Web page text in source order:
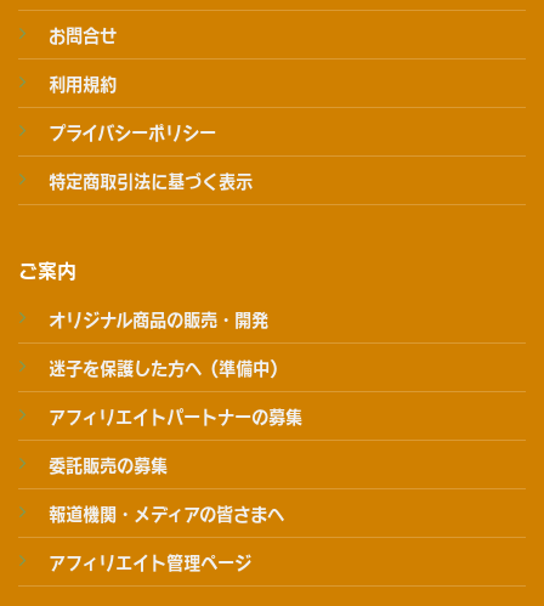
お問合せ
利用規約
プライバシーポリシー
特定商取引法に基づく表示
ご案内
オリジナル商品の販売・開発
迷子を保護した方へ（準備中）
アフィリエイトパートナーの募集
委託販売の募集
報道機関・メディアの皆さまへ
アフィリエイト管理ページ